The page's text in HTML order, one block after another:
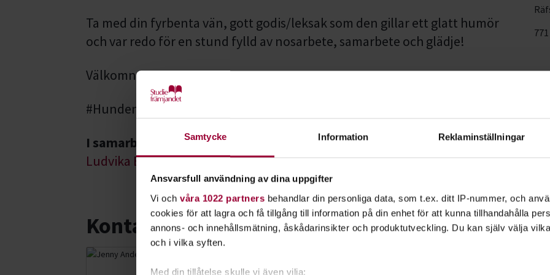
Samtycke Information Reklaminställningar
Ansvarsfull användning av dina uppgifter
Vi och våra 1022 partners behandlar din personliga data, som t.ex. ditt IP-nummer, och
cookies för att lagra och få tillgång till information på din enhet för att kunna tillhandahålla
annons- och innehållsmätning, åskådarinsikter och produktutveckling. Du kan själv välja
och i vilka syften.
Med din tillåtelse skulle vi även vilja:
Ta med din fyrbenta vän, gott godis/leksak som den gillar ett glatt humör
och var redo för en stund fylld av nosarbete, samarbete och glädje!
Välkomna!
#Hundensvecka #LudvikaBK
I samarbete med
Ludvika Brukshundklubb
Kontakt